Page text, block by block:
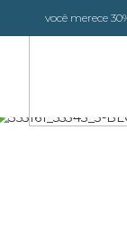
você merece